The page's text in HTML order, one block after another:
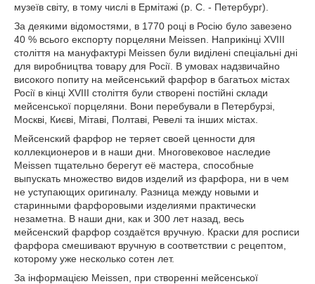
музеїв світу, в тому числі в Ермітажі (р. С. - Петербург).
За деякими відомостями, в 1770 році в Росію було завезено
40 % всього експорту порцеляни Meissen. Наприкінці XVIII
століття на мануфактурі Meissen були виділені спеціальні дні
для виробництва товару для Росії. В умовах надзвичайно
високого попиту на мейсенський фарфор в багатьох містах
Росії в кінці XVIII століття були створені постійні склади
мейсенської порцеляни. Вони перебували в Петербурзі,
Москві, Києві, Мітаві, Полтаві, Ревелі та інших містах.
Мейсенский фарфор не теряет своей ценности для
коллекционеров и в наши дни. Многовековое наследие
Meissen тщательно берегут её мастера, способные
выпускать множество видов изделий из фарфора, ни в чем
не уступающих оригиналу. Разница между новыми и
старинными фарфоровыми изделиями практически
незаметна. В наши дни, как и 300 лет назад, весь
мейсенский фарфор создаётся вручную. Краски для росписи
фарфора смешивают вручную в соответствии с рецептом,
которому уже несколько сотен лет.
За інформацією Meissen, при створенні мейсенської